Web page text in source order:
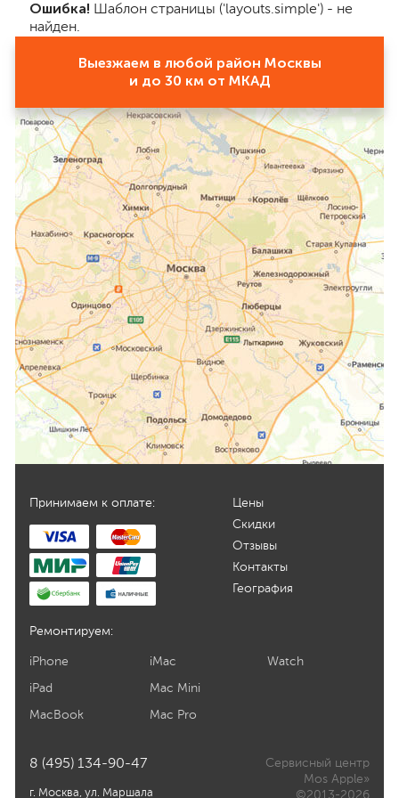
Ошибка! Шаблон страницы ('layouts.simple') - не
найден.
Выезжаем в любой район Москвы
и до 30 км от МКАД
Принимаем к оплате:
Цены
Скидки
Отзывы
Контакты
География
Ремонтируем:
iPhone
iPad
MacBook
iMac
Mac Mini
Mac Pro
Watch
8 (495) 134-90-47
г. Москва, ул. Маршала
Сервисный центр
Mos Apple»
©2013-2026